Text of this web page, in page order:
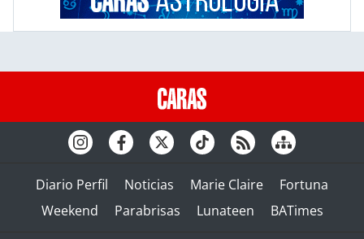
Diario Perfil Noticias Marie Claire
Fortuna
Weekend
Parabrisas Lunateen BATimes